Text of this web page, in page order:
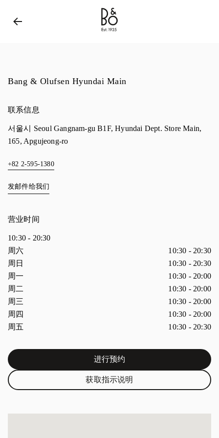
Bang & Olufsen - Exist to Create
Bang & Olufsen Hyundai Main
联系信息
서울시 Seoul Gangnam-gu B1F, Hyundai Dept. Store Main,
165, Apgujeong-ro
+82 2-595-1380
发邮件给我们
营业时间
10:30 - 20:30
星期
周六 10:30 - 20:30
周日
10:30 - 20:30
周一
10:30 - 20:00
周二
10:30 - 20:00
周三
10:30 - 20:00
周四
10:30 - 20:00
周五
10:30 - 20:30
进行预约Link Opens in New Tab
获取指示说明Link Opens in New Tab